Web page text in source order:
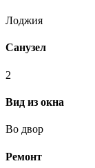
Лоджия
Санузел
2
Вид из окна
Во двор
Ремонт